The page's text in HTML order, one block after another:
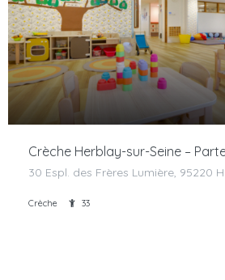
Crèche Herblay-sur-Seine –
Crèche 33